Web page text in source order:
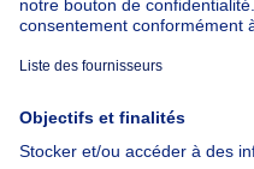
À propos
Immoweb
Presse
Emplois